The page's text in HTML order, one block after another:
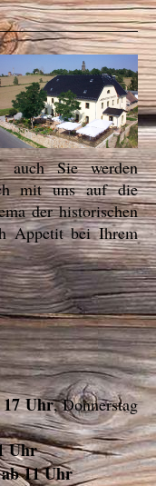
auch Sie werden
mit uns auf die
der historischen
Appetit bei Ihrem
Uhr, Donnerstag
Uhr
Uhr